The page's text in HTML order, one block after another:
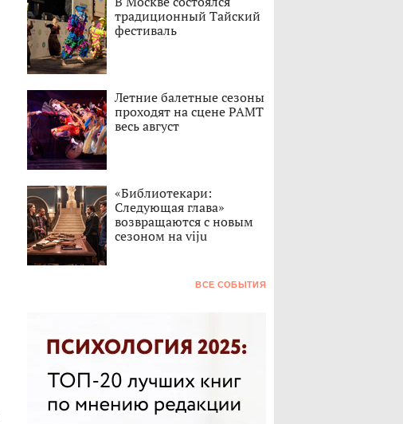
традиционный Тайский
фестиваль
Летние балетные сезоны
проходят на сцене РАМТ
весь август
«Библиотекари:
Следующая глава»
возвращаются с новым
сезоном на viju
ВСЕ СОБЫТИЯ